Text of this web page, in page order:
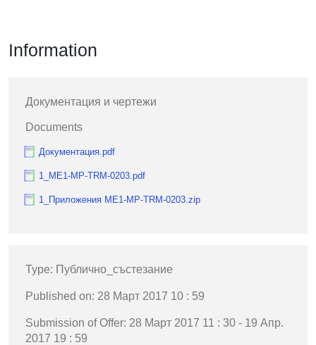
Information
Документация и чертежи
Documents
Документация.pdf
1_ME1-MP-TRM-0203.pdf
1_Приложения ME1-MP-TRM-0203.zip
Type: Публично_състезание
Published on: 28 Март 2017 10 : 59
Submission of Offer: 28 Март 2017 11 : 30 - 19 Апр.
2017 19 : 59